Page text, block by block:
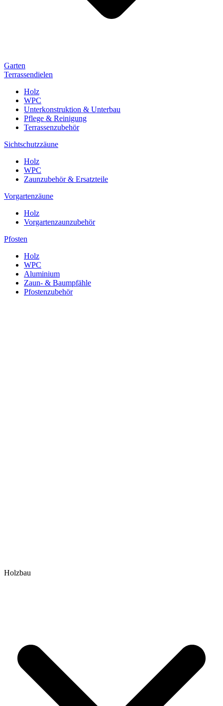
Garten
Terrassendielen
Holz
WPC
Unterkonstruktion & Unterbau
Pflege & Reinigung
Terrassenzubehör
Sichtschutzzäune
Holz
WPC
Zaunzubehör & Ersatzteile
Vorgartenzäune
Holz
Vorgartenzaunzubehör
Pfosten
Holz
WPC
Aluminium
Zaun- & Baumpfähle
Pfostenzubehör
Holzbau